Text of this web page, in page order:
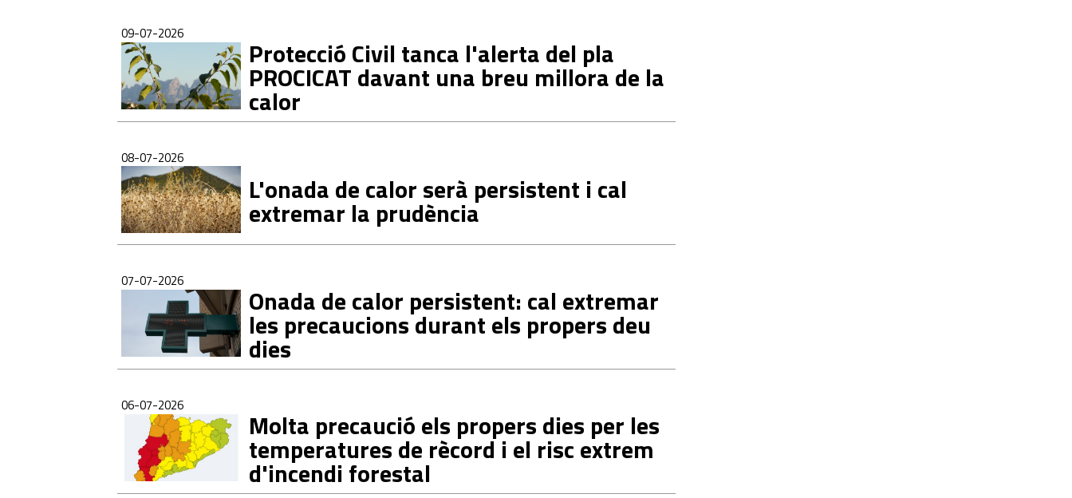
09-07-2026
Protecció Civil tanca l'alerta del pla
PROCICAT davant una breu millora de la
calor
08-07-2026
L'onada de calor serà persistent i cal
extremar la prudència
07-07-2026
Onada de calor persistent: cal extremar
les precaucions durant els propers deu
dies
06-07-2026
Molta precaució els propers dies per les
temperatures de rècord i el risc extrem
d'incendi forestal